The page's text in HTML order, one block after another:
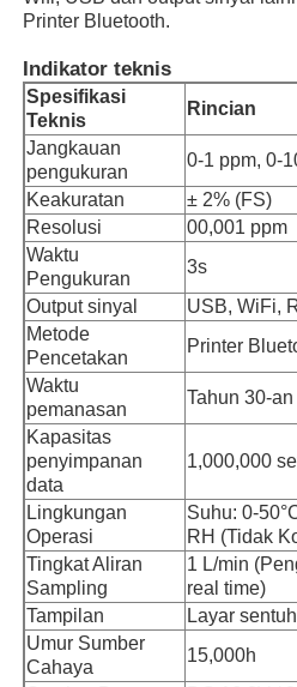
Tentang kita
Wisata pabrik
Kontrol kualitas
Hubungi kami
Berita
Tampilkan Kasus
Quote request suatu
Detektor Radiasi Nuklir
dosimeter pribadi
Printer Bluetooth.
Indikator teknis
Spesifikasi
Teknis
Rincian
Jangkauan
pengukuran
0-1 ppm, 0-
Keakuratan
± 2% (FS)
Resolusi
00,001 ppm
Waktu
Pengukuran
3s
Output sinyal
USB, WiFi,
Metode
Pencetakan
Printer
Waktu
pemanasan
Tahun 30-an
Kapasitas
penyimpanan
data
1,000,000
Lingkungan
Operasi
Suhu: 0-
RH (Tidak
Tingkat Aliran
Sampling
1 L/min
real time)
Tampilan
Layar
Umur Sumber
Cahaya
15,000h